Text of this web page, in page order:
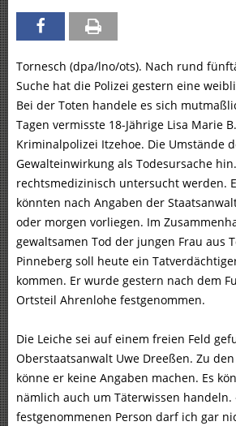
Tornesch (dpa/lno/ots). Nach rund
Suche hat die Polizei gestern eine
Bei der Toten handele es sich
Tagen vermisste 18-Jährige Lisa Marie
Kriminalpolizei Itzehoe. Die Umstände
Gewalteinwirkung als Todesursache
rechtsmedizinisch untersucht werden.
könnten nach Angaben der
oder morgen vorliegen. Im
gewaltsamen Tod der jungen Frau aus
Pinneberg soll heute ein
kommen. Er wurde gestern nach dem
Ortsteil Ahrenlohe festgenommen.
Die Leiche sei auf einem freien Feld
Oberstaatsanwalt Uwe Dreeßen. Zu
könne er keine Angaben machen. Es
nämlich auch um Täterwissen handeln.
festgenommenen Person darf ich gar